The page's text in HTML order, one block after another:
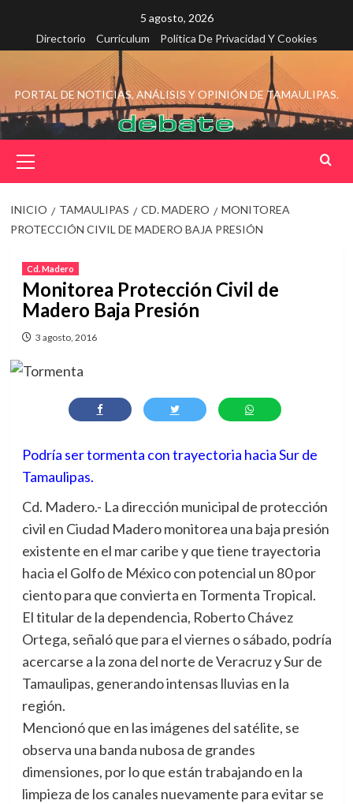
contenido
5 agosto, 2026
Directorio
Curriculum Política De Privacidad Y Cookies
PORTAL DE NOTICIAS, ANÁLISIS Y OPINIÓN DE TAMAULIPAS.
principal
INICIO TAMAULIPAS CD. MADERO
MONITOREA
PROTECCIÓN CIVIL DE MADERO BAJA PRESIÓN
Cd. Madero
Monitorea Protección Civil de
Madero Baja Presión
3 agosto, 2016
Podría ser tormenta con trayectoria hacia Sur de
Tamaulipas.
Cd. Madero.- La dirección municipal de protección
civil en Ciudad Madero monitorea una baja presión
existente en el mar caribe y que tiene trayectoria
hacia el Golfo de México con potencial un 80 por
ciento para que convierta en Tormenta Tropical.
El titular de la dependencia, Roberto Chávez
Ortega, señaló que para el viernes o sábado, podría
acercarse a la zona del norte de Veracruz y Sur de
Tamaulipas, generando intensas lluvias en la
región.
Mencionó que en las imágenes del satélite, se
observa una banda nubosa de grandes
dimensiones, por lo que están trabajando en la
limpieza de los canales nuevamente para evitar se